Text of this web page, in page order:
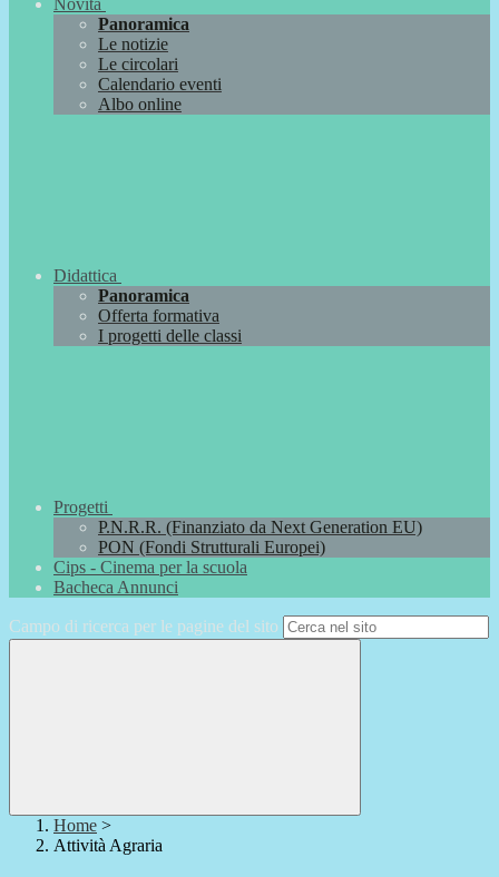
Novità
Panoramica
Le notizie
Le circolari
Calendario eventi
Albo online
Didattica
Panoramica
Offerta formativa
I progetti delle classi
Progetti
P.N.R.R. (Finanziato da Next Generation EU)
PON (Fondi Strutturali Europei)
Cips - Cinema per la scuola
Bacheca Annunci
Campo di ricerca per le pagine del sito
Home >
Attività Agraria